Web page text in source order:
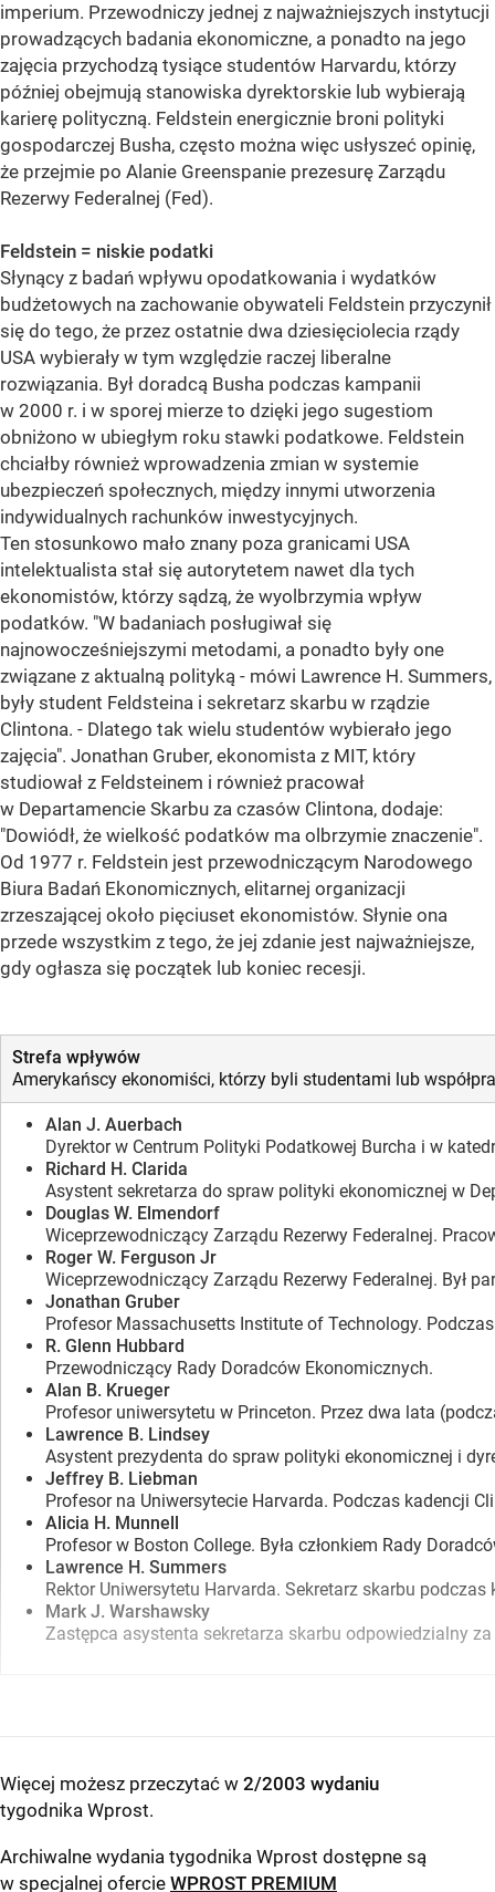
imperium. Przewodniczy jednej z najważniejszych instytucji
prowadzących badania ekonomiczne, a ponadto na jego
zajęcia przychodzą tysiące studentów Harvardu, którzy
później obejmują stanowiska dyrektorskie lub wybierają
karierę polityczną. Feldstein energicznie broni polityki
gospodarczej Busha, często można więc usłyszeć opinię,
że przejmie po Alanie Greenspanie prezesurę Zarządu
Rezerwy Federalnej (Fed).
Feldstein = niskie podatki
Słynący z badań wpływu opodatkowania i wydatków
budżetowych na zachowanie obywateli Feldstein przyczynił
się do tego, że przez ostatnie dwa dziesięciolecia rządy
USA wybierały w tym względzie raczej liberalne
rozwiązania. Był doradcą Busha podczas kampanii
w 2000 r. i w sporej mierze to dzięki jego sugestiom
obniżono w ubiegłym roku stawki podatkowe. Feldstein
chciałby również wprowadzenia zmian w systemie
ubezpieczeń społecznych, między innymi utworzenia
indywidualnych rachunków inwestycyjnych.
Ten stosunkowo mało znany poza granicami USA
intelektualista stał się autorytetem nawet dla tych
ekonomistów, którzy sądzą, że wyolbrzymia wpływ
podatków. "W badaniach posługiwał się
najnowocześniejszymi metodami, a ponadto były one
związane z aktualną polityką - mówi Lawrence H. Summers,
były student Feldsteina i sekretarz skarbu w rządzie
Clintona. - Dlatego tak wielu studentów wybierało jego
zajęcia". Jonathan Gruber, ekonomista z MIT, który
studiował z Feldsteinem i również pracował
w Departamencie Skarbu za czasów Clintona, dodaje:
"Dowiódł, że wielkość podatków ma olbrzymie znaczenie".
Od 1977 r. Feldstein jest przewodniczącym Narodowego
Biura Badań Ekonomicznych, elitarnej organizacji
zrzeszającej około pięciuset ekonomistów. Słynie ona
przede wszystkim z tego, że jej zdanie jest najważniejsze,
gdy ogłasza się początek lub koniec recesji.
Strefa wpływów
Amerykańscy ekonomiści, którzy byli studentami lub
Alan J. Auerbach
Dyrektor w Centrum Polityki Podatkowej Burcha i w
Richard H. Clarida
Asystent sekretarza do spraw polityki ekonomicznej w
Douglas W. Elmendorf
Wiceprzewodniczący Zarządu Rezerwy Federalnej.
Roger W. Ferguson Jr
Wiceprzewodniczący Zarządu Rezerwy Federalnej. Był
Jonathan Gruber
Profesor Massachusetts Institute of Technology.
R. Glenn Hubbard
Przewodniczący Rady Doradców Ekonomicznych.
Alan B. Krueger
Profesor uniwersytetu w Princeton. Przez dwa lata
Lawrence B. Lindsey
Asystent prezydenta do spraw polityki ekonomicznej i
Jeffrey B. Liebman
Profesor na Uniwersytecie Harvarda. Podczas kadencji
Alicia H. Munnell
Profesor w Boston College. Była członkiem Rady
Lawrence H. Summers
Rektor Uniwersytetu Harvarda. Sekretarz skarbu podczas
Mark J. Warshawsky
Zastępca asystenta sekretarza skarbu odpowiedzialny
Więcej możesz przeczytać w 2/2003 wydaniu
tygodnika Wprost.
Archiwalne wydania tygodnika Wprost dostępne są
w specjalnej ofercie WPROST PREMIUM